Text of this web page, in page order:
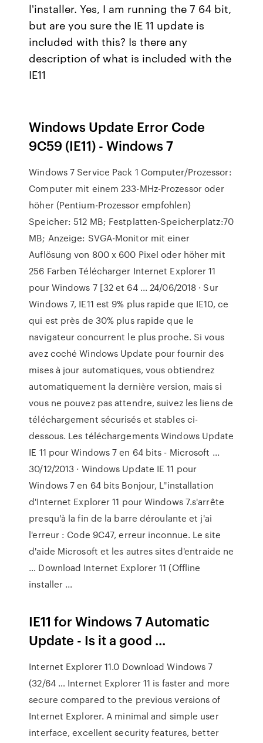
l'installer. Yes, I am running the 7 64 bit,
but are you sure the IE 11 update is
included with this? Is there any
description of what is included with the
IE11
Windows Update Error Code
9C59 (IE11) - Windows 7
Windows 7 Service Pack 1 Computer/Prozessor:
Computer mit einem 233-MHz-Prozessor oder
höher (Pentium-Prozessor empfohlen)
Speicher: 512 MB; Festplatten-Speicherplatz:70
MB; Anzeige: SVGA-Monitor mit einer
Auflösung von 800 x 600 Pixel oder höher mit
256 Farben Télécharger Internet Explorer 11
pour Windows 7 [32 et 64 ... 24/06/2018 · Sur
Windows 7, IE11 est 9% plus rapide que IE10, ce
qui est près de 30% plus rapide que le
navigateur concurrent le plus proche. Si vous
avez coché Windows Update pour fournir des
mises à jour automatiques, vous obtiendrez
automatiquement la dernière version, mais si
vous ne pouvez pas attendre, suivez les liens de
téléchargement sécurisés et stables ci-
dessous. Les téléchargements Windows Update
IE 11 pour Windows 7 en 64 bits - Microsoft ...
30/12/2013 · Windows Update IE 11 pour
Windows 7 en 64 bits Bonjour, L''installation
d'Internet Explorer 11 pour Windows 7.s'arrête
presqu'à la fin de la barre déroulante et j'ai
l'erreur : Code 9C47, erreur inconnue. Le site
d'aide Microsoft et les autres sites d'entraide ne
… Download Internet Explorer 11 (Offline
installer ...
IE11 for Windows 7 Automatic
Update - Is it a good ...
Internet Explorer 11.0 Download Windows 7
(32/64 … Internet Explorer 11 is faster and more
secure compared to the previous versions of
Internet Explorer. A minimal and simple user
interface, excellent security features, better